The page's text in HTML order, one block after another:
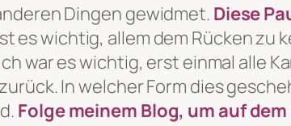
Dingen gewidmet. Diese
es wichtig, allem dem Rücken
war es wichtig, erst einmal alle
In welcher Form dies
Folge meinem Blog, um auf